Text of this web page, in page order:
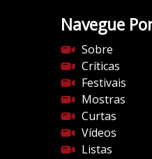
Navegue
Sobre
Críticas
Festivais
Mostras
Curtas
Vídeos
Listas